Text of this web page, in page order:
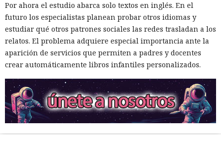
Por ahora el estudio abarca solo textos en inglés. En el
futuro los especialistas planean probar otros idiomas y
estudiar qué otros patrones sociales las redes trasladan a los
relatos. El problema adquiere especial importancia ante la
aparición de servicios que permiten a padres y docentes
crear automáticamente libros infantiles personalizados.